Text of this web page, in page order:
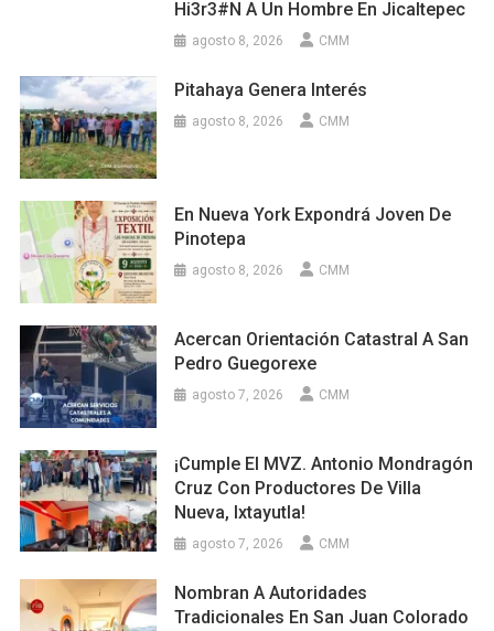
Hi3r3#n A Un Hombre En Jicaltepec
agosto 8, 2026 CMM
Pitahaya Genera Interés
agosto 8, 2026 CMM
En Nueva York Expondrá Joven De
Pinotepa
agosto 8, 2026 CMM
Acercan Orientación Catastral A San
Pedro Guegorexe
agosto 7, 2026 CMM
¡Cumple El MVZ. Antonio Mondragón
Cruz Con Productores De Villa
Nueva, Ixtayutla!
agosto 7, 2026 CMM
Nombran A Autoridades
Tradicionales En San Juan Colorado